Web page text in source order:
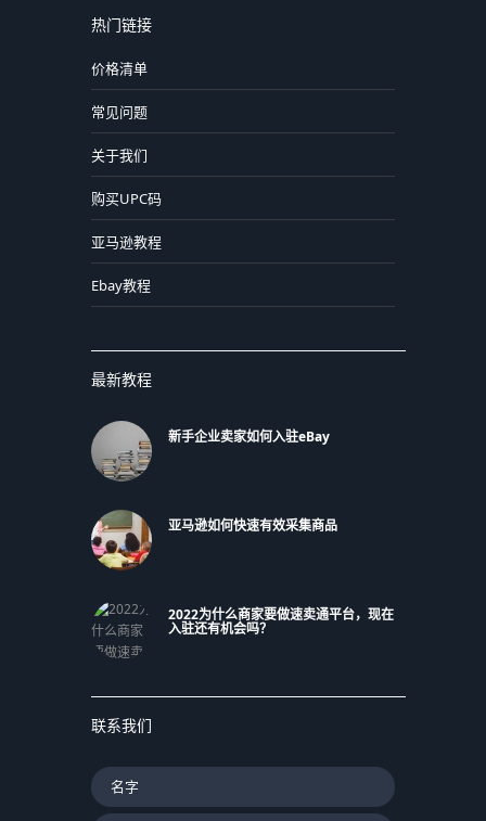
热门链接
价格清单
常见问题
关于我们
购买UPC码
亚马逊教程
Ebay教程
最新教程
新手企业卖家如何入驻eBay
亚马逊如何快速有效采集商品
2022为什么商家要做速卖通平台，现在
入驻还有机会吗？
联系我们